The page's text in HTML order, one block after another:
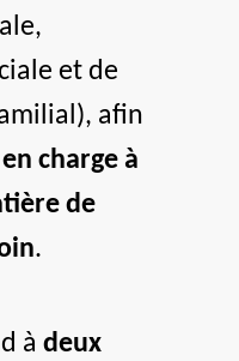
et de
afin
charge à
de
.
à deux